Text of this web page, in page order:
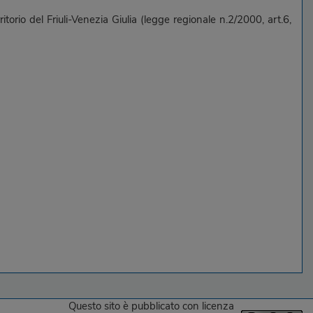
del Friuli-Venezia Giulia (legge regionale n.2/2000, art.6,
Questo sito è pubblicato con licenza